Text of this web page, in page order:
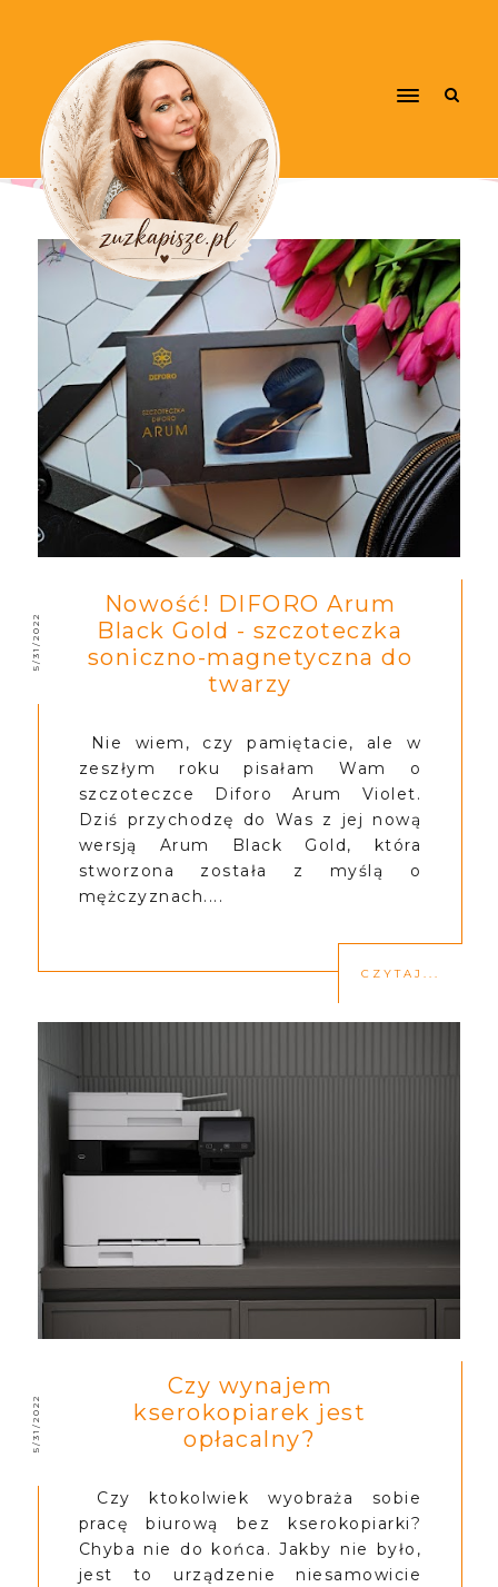
5/31/2022
Nowość! DIFORO Arum
Black Gold - szczoteczka
soniczno-magnetyczna do
twarzy
Nie wiem, czy pamiętacie, ale w
zeszłym roku pisałam Wam o
szczoteczce Diforo Arum Violet.
Dziś przychodzę do Was z jej nową
wersją Arum Black Gold, która
stworzona została z myślą o
mężczyznach....
CZYTAJ...
5/31/2022
Czy wynajem
kserokopiarek jest
opłacalny?
Czy ktokolwiek wyobraża sobie
pracę biurową bez kserokopiarki?
Chyba nie do końca. Jakby nie było,
jest to urządzenie niesamowicie